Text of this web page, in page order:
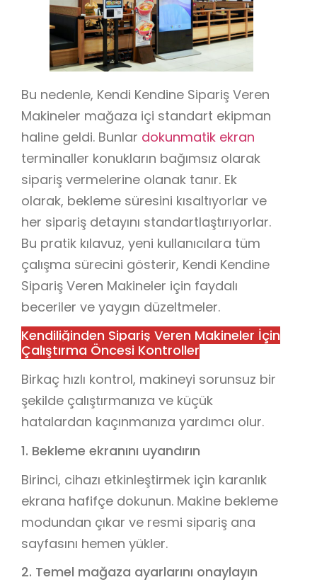
Bu nedenle, Kendi Kendine Sipariş Veren
Makineler mağaza içi standart ekipman
haline geldi. Bunlar dokunmatik ekran
terminaller konukların bağımsız olarak
sipariş vermelerine olanak tanır. Ek
olarak, bekleme süresini kısaltıyorlar ve
her sipariş detayını standartlaştırıyorlar.
Bu pratik kılavuz, yeni kullanıcılara tüm
çalışma sürecini gösterir, Kendi Kendine
Sipariş Veren Makineler için faydalı
beceriler ve yaygın düzeltmeler.
Kendiliğinden Sipariş Veren Makineler İçin
Çalıştırma Öncesi Kontroller
Birkaç hızlı kontrol, makineyi sorunsuz bir
şekilde çalıştırmanıza ve küçük
hatalardan kaçınmanıza yardımcı olur.
1. Bekleme ekranını uyandırın
Birinci, cihazı etkinleştirmek için karanlık
ekrana hafifçe dokunun. Makine bekleme
modundan çıkar ve resmi sipariş ana
sayfasını hemen yükler.
2. Temel mağaza ayarlarını onaylayın